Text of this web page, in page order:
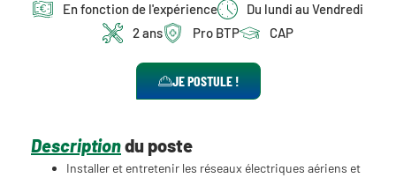
En fonction de l'expérience
Du lundi au Vendredi
2 ans
Pro BTP CAP
JE POSTULE !
Descriptiondu poste
Installer et entretenir les réseaux électriques aériens et